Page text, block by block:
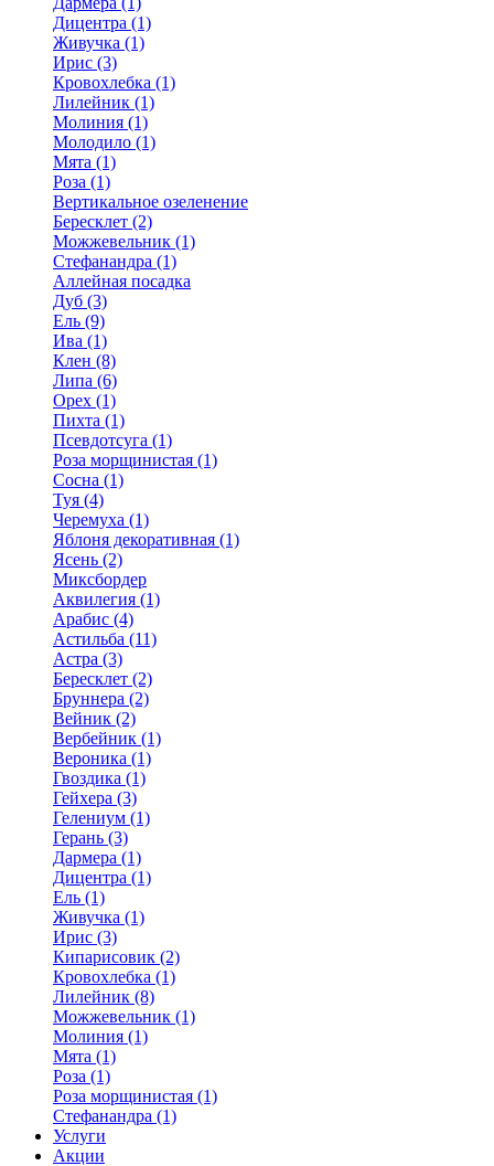
Дицентра (1)
Живучка (1)
Ирис (3)
Кровохлебка (1)
Лилейник (1)
Молиния (1)
Молодило (1)
Мята (1)
Роза (1)
Вертикальное озеленение
Бересклет (2)
Можжевельник (1)
Стефанандра (1)
Аллейная посадка
Дуб (3)
Ель (9)
Ива (1)
Клен (8)
Липа (6)
Орех (1)
Пихта (1)
Псевдотсуга (1)
Роза морщинистая (1)
Сосна (1)
Туя (4)
Черемуха (1)
Яблоня декоративная (1)
Ясень (2)
Миксбордер
Аквилегия (1)
Арабис (4)
Астильба (11)
Астра (3)
Бересклет (2)
Бруннера (2)
Вейник (2)
Вербейник (1)
Вероника (1)
Гвоздика (1)
Гейхера (3)
Гелениум (1)
Герань (3)
Дармера (1)
Дицентра (1)
Ель (1)
Живучка (1)
Ирис (3)
Кипарисовик (2)
Кровохлебка (1)
Лилейник (8)
Можжевельник (1)
Молиния (1)
Мята (1)
Роза (1)
Роза морщинистая (1)
Стефанандра (1)
Услуги
Акции